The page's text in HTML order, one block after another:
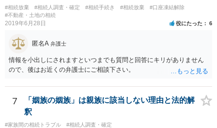
難と思われます。 「ＡＢＣ間の遺産分割協議は未了のまま，ＡとＢが
死亡し，二次相続が発生した」という前提に基づいて協議を進める必
要があります。 もちろん，Ｃの立場としては，ＡＢＣ間の遺産分割協
人は応じない姿勢を示していることから，実現は困難だと思います。
しどころ）としては，譲歩することを甘受しなければならないかもし
れません。
#相続放棄 #相続人調査・確定 #相続手続き #相続放棄
#口座凍結解除
#不動産・土地の相続
2019年6月28日 役にたった 6
匿名A 弁護士
情報を小出しにされますといつまでも質問と回答にキリがありません
ので、後はお近くの弁護士にご相談下さい。
7
「姻族の姻族」は親族に該当しない理由と法的解
釈
#家族間の相続トラブル #相続人調査・確定